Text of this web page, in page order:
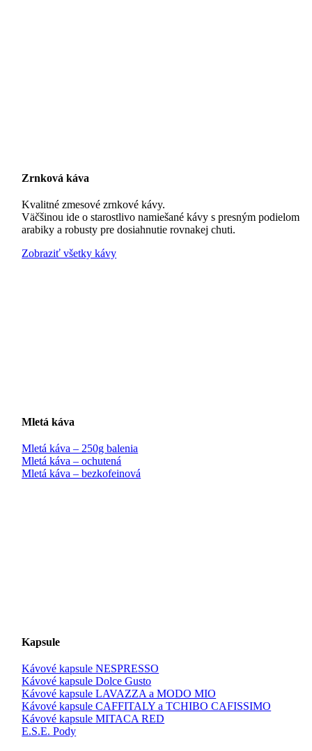
Zrnková káva
Kvalitné zmesové zrnkové kávy.
Väčšinou ide o starostlivo namiešané kávy s presným podielom
arabiky a robusty pre dosiahnutie rovnakej chuti.
Zobraziť všetky kávy
Mletá káva
Mletá káva – 250g balenia
Mletá káva – ochutená
Mletá káva – bezkofeinová
Kapsule
Kávové kapsule NESPRESSO
Kávové kapsule Dolce Gusto
Kávové kapsule LAVAZZA a MODO MIO
Kávové kapsule CAFFITALY a TCHIBO CAFISSIMO
Kávové kapsule MITACA RED
E.S.E. Pody